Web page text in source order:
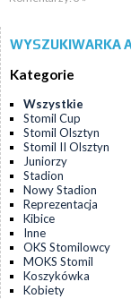
WYSZUKIWARKA
Kategorie
Wszystkie
Stomil Cup
Stomil Olsztyn
Stomil II Olsztyn
Juniorzy
Stadion
Nowy Stadion
Reprezentacja
Kibice
Inne
OKS Stomilowcy
MOKS Stomil
Koszykówka
Kobiety